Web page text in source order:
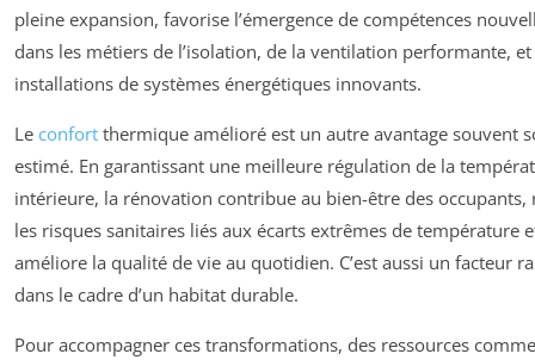
pleine expansion, favorise l’émergence de compétences
dans les métiers de l’isolation, de la ventilation performante, et
installations de systèmes énergétiques innovants.
Le confort thermique amélioré est un autre avantage souvent
estimé. En garantissant une meilleure régulation de la
intérieure, la rénovation contribue au bien-être des occupants,
les risques sanitaires liés aux écarts extrêmes de température
améliore la qualité de vie au quotidien. C’est aussi un facteur
dans le cadre d’un habitat durable.
Pour accompagner ces transformations, des ressources